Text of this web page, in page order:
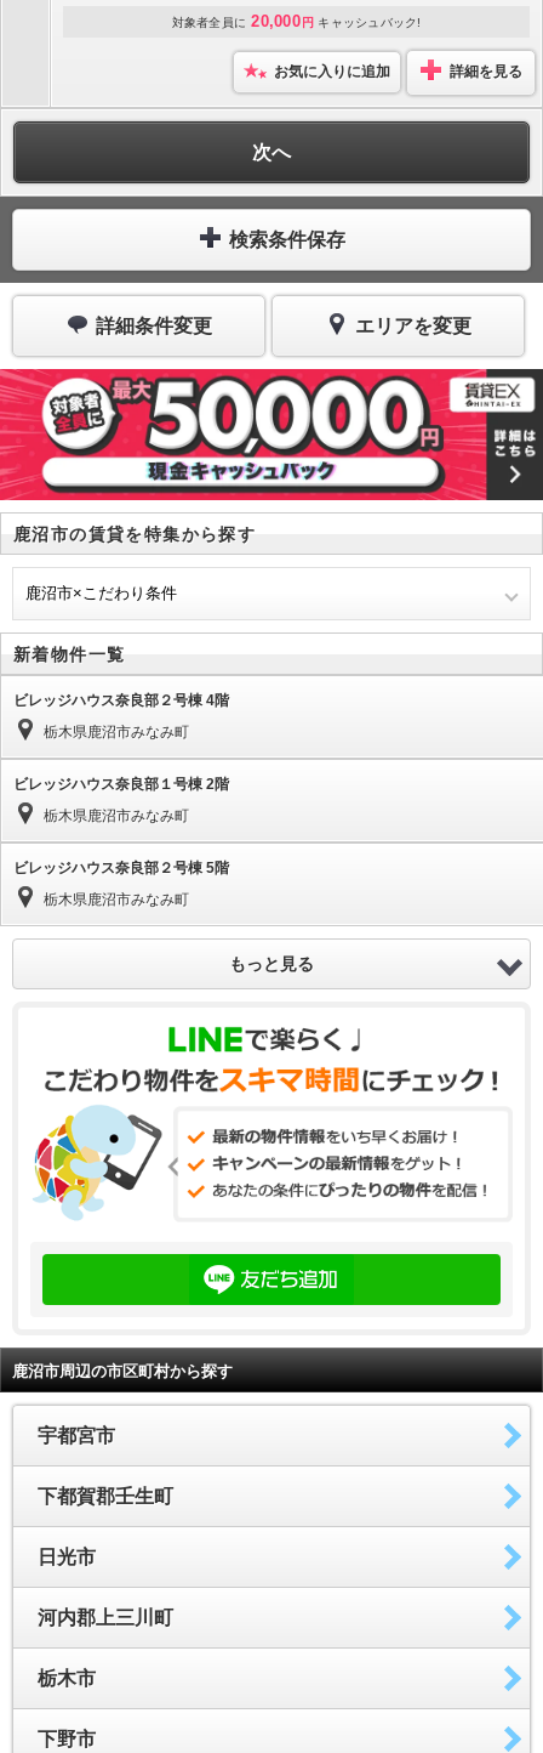
対象者全員に 20,000 円 キャッシュバック!
お気に入りに追加 詳細を見る
次へ
検索条件保存
詳細条件変更 エリアを変更
鹿沼市の賃貸を特集から探す
鹿沼市×こだわり条件
新着物件一覧
ビレッジハウス奈良部２号棟 4階
栃木県鹿沼市みなみ町
ビレッジハウス奈良部１号棟 2階
栃木県鹿沼市みなみ町
ビレッジハウス奈良部２号棟 5階
栃木県鹿沼市みなみ町
もっと見る
鹿沼市周辺の市区町村から探す
宇都宮市
下都賀郡壬生町
日光市
河内郡上三川町
栃木市
下野市